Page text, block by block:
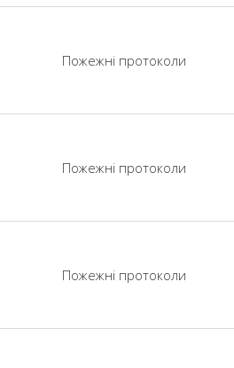
Пожежні протоколи
Пожежні протоколи
Пожежні протоколи